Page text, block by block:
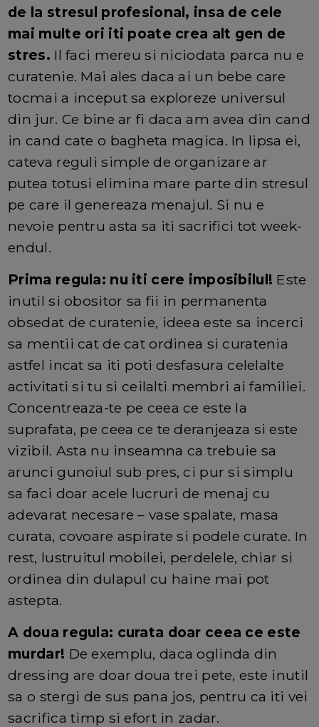
de la stresul profesional, insa de cele
mai multe ori iti poate crea alt gen de
stres. Il faci mereu si niciodata parca nu e
curatenie. Mai ales daca ai un bebe care
tocmai a inceput sa exploreze universul
din jur. Ce bine ar fi daca am avea din cand
in cand cate o bagheta magica. In lipsa ei,
cateva reguli simple de organizare ar
putea totusi elimina mare parte din stresul
pe care il genereaza menajul. Si nu e
nevoie pentru asta sa iti sacrifici tot week-
endul.
Prima regula: nu iti cere imposibilul! Este
inutil si obositor sa fii in permanenta
obsedat de curatenie, ideea este sa incerci
sa mentii cat de cat ordinea si curatenia
astfel incat sa iti poti desfasura celelalte
activitati si tu si ceilalti membri ai familiei.
Concentreaza-te pe ceea ce este la
suprafata, pe ceea ce te deranjeaza si este
vizibil. Asta nu inseamna ca trebuie sa
arunci gunoiul sub pres, ci pur si simplu
sa faci doar acele lucruri de menaj cu
adevarat necesare – vase spalate, masa
curata, covoare aspirate si podele curate. In
rest, lustruitul mobilei, perdelele, chiar si
ordinea din dulapul cu haine mai pot
astepta.
A doua regula: curata doar ceea ce este
murdar! De exemplu, daca oglinda din
dressing are doar doua trei pete, este inutil
sa o stergi de sus pana jos, pentru ca iti vei
sacrifica timp si efort in zadar.